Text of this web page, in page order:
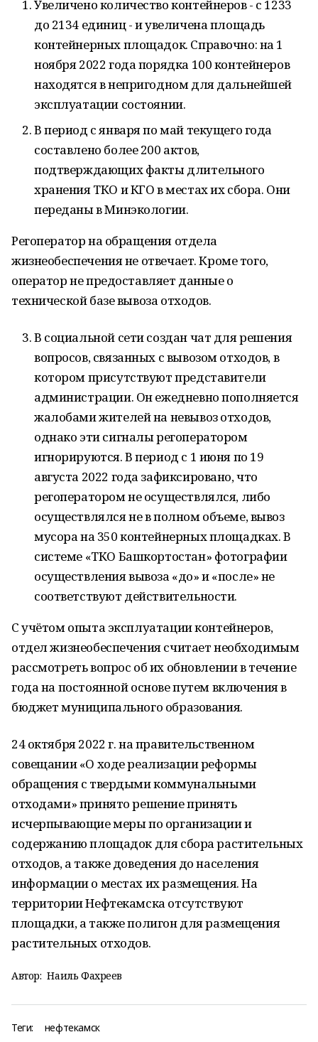
Увеличено количество контейнеров - с 1233
до 2134 единиц - и увеличена площадь
контейнерных площадок. Справочно: на 1
ноября 2022 года порядка 100 контейнеров
находятся в непригодном для дальнейшей
эксплуатации состоянии.
В период с января по май текущего года
составлено более 200 актов,
подтверждающих факты длительного
хранения ТКО и КГО в местах их сбора. Они
переданы в Минэкологии.
Регоператор на обращения отдела
жизнеобеспечения не отвечает. Кроме того,
оператор не предоставляет данные о
технической базе вывоза отходов.
В социальной сети создан чат для решения
вопросов, связанных с вывозом отходов, в
котором присутствуют представители
администрации. Он ежедневно пополняется
жалобами жителей на невывоз отходов,
однако эти сигналы регоператором
игнорируются. В период с 1 июня по 19
августа 2022 года зафиксировано, что
регоператором не осуществлялся, либо
осуществлялся не в полном объеме, вывоз
мусора на 350 контейнерных площадках. B
системе «ТКО Башкортостан» фотографии
осуществления вывоза «до» и «после» не
соответствуют действительности.
С учётом опыта эксплуатации контейнеров,
отдел жизнеобеспечения считает необходимым
рассмотреть вопрос об их обновлении в течение
года на постоянной основе путем включения в
бюджет муниципального образования.
24 октября 2022 г. на правительственном
совещании «О ходе реализации реформы
обращения с твердыми коммунальными
отходами» принято решение принять
исчерпывающие меры по организации и
содержанию площадок для сбора растительных
отходов, а также доведения до населения
информации о местах их размещения. На
территории Нефтекамска отсутствуют
площадки, а также полигон для размещения
растительных отходов.
Автор: Наиль Фахреев
Теги: нефтекамск